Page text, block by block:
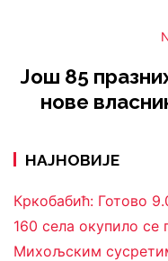
Још 85
нове
НАЈНОВИЈЕ
Кркобабић: Готово
160 села окупило се
Михољским